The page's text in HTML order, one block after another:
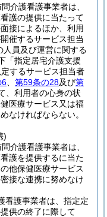
介護看護事業者は、
護の提供に当たって
接によるほか、利用
催するサービス担当
員及び運営に関する
「指定居宅介護支援
するサービス担当者
6 第59条の28及び第
、利用者の心身の状
医療サービス又は福
なければならない。
)
介護看護事業者は、
護を提供するに当た
他保健医療サービス
接な連携に努めなけ
看護事業者は、指定定
供の終了に際して